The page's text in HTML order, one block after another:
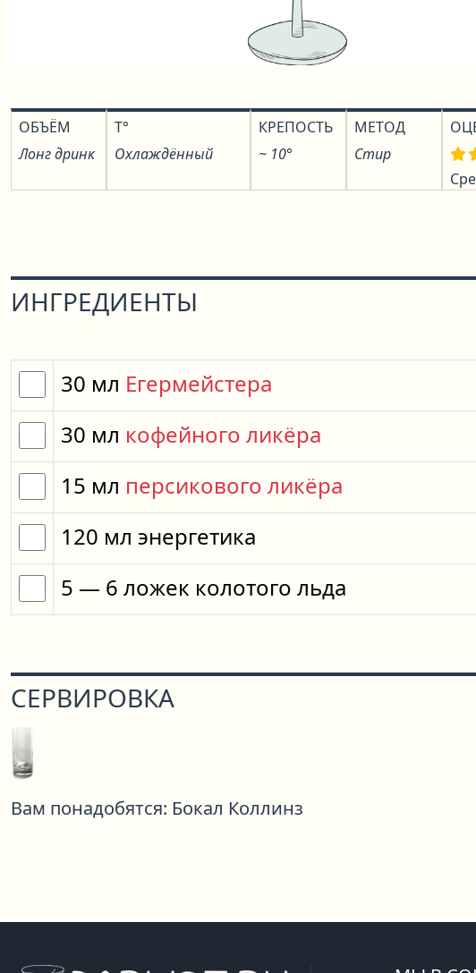
ОБЪЁМ
Лонг дринк
T°
Охлаждённый
КРЕПОСТЬ
~ 10°
МЕТОД
Стир
ИНГРЕДИЕНТЫ
30 мл Егермейстера
30 мл кофейного ликёра
15 мл персикового ликёра
120 мл энергетика
5 — 6 ложек колотого льда
СЕРВИРОВКА
Вам понадобятся: Бокал Коллинз